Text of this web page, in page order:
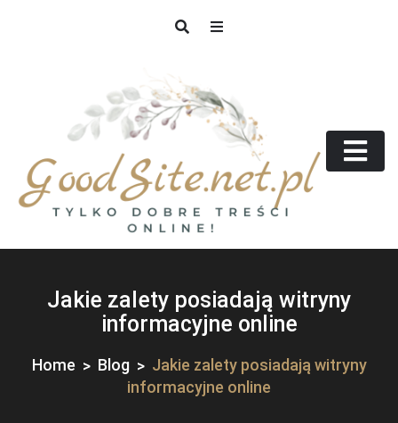
GoodSite.net.pl
Tylko dobre treści online!
Jakie zalety posiadają witryny
informacyjne online
Home Blog
Jakie zalety posiadają witryny
informacyjne online